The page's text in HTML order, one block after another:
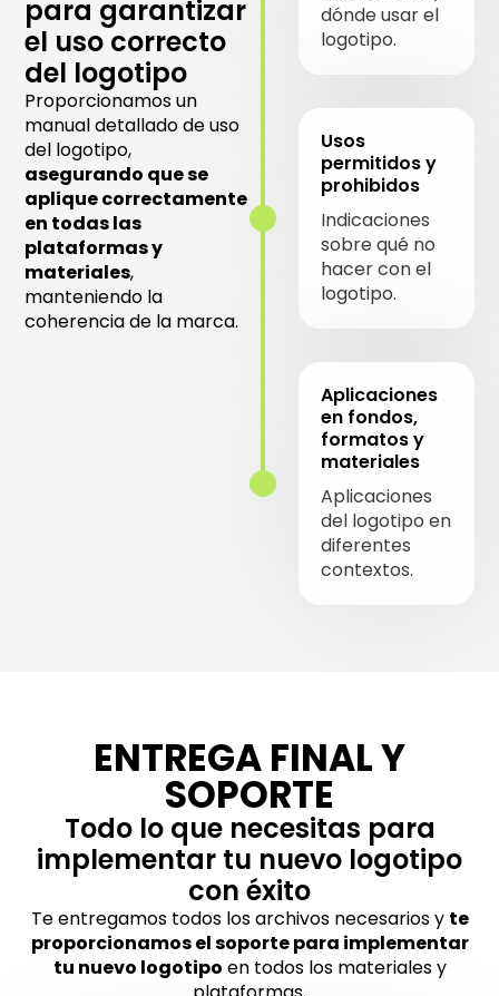
para garantizar
el uso correcto
del logotipo
Proporcionamos un
manual detallado de uso
del logotipo,
asegurando que se
aplique correctamente
en todas las
plataformas y
materiales,
manteniendo la
coherencia de la marca.
dónde usar el
logotipo.
Usos
permitidos y
prohibidos
Indicaciones
sobre qué no
hacer con el
logotipo.
Aplicaciones
en fondos,
formatos y
materiales
Aplicaciones
del logotipo en
diferentes
contextos.
ENTREGA FINAL Y
SOPORTE
Todo lo que necesitas para
implementar tu nuevo logotipo
con éxito
Te entregamos todos los archivos necesarios y te
proporcionamos el soporte para implementar
tu nuevo logotipo en todos los materiales y